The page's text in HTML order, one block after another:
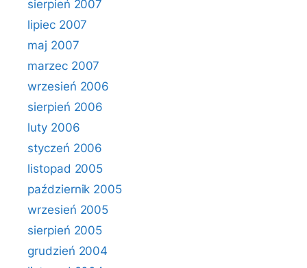
sierpień 2007
lipiec 2007
maj 2007
marzec 2007
wrzesień 2006
sierpień 2006
luty 2006
styczeń 2006
listopad 2005
październik 2005
wrzesień 2005
sierpień 2005
grudzień 2004